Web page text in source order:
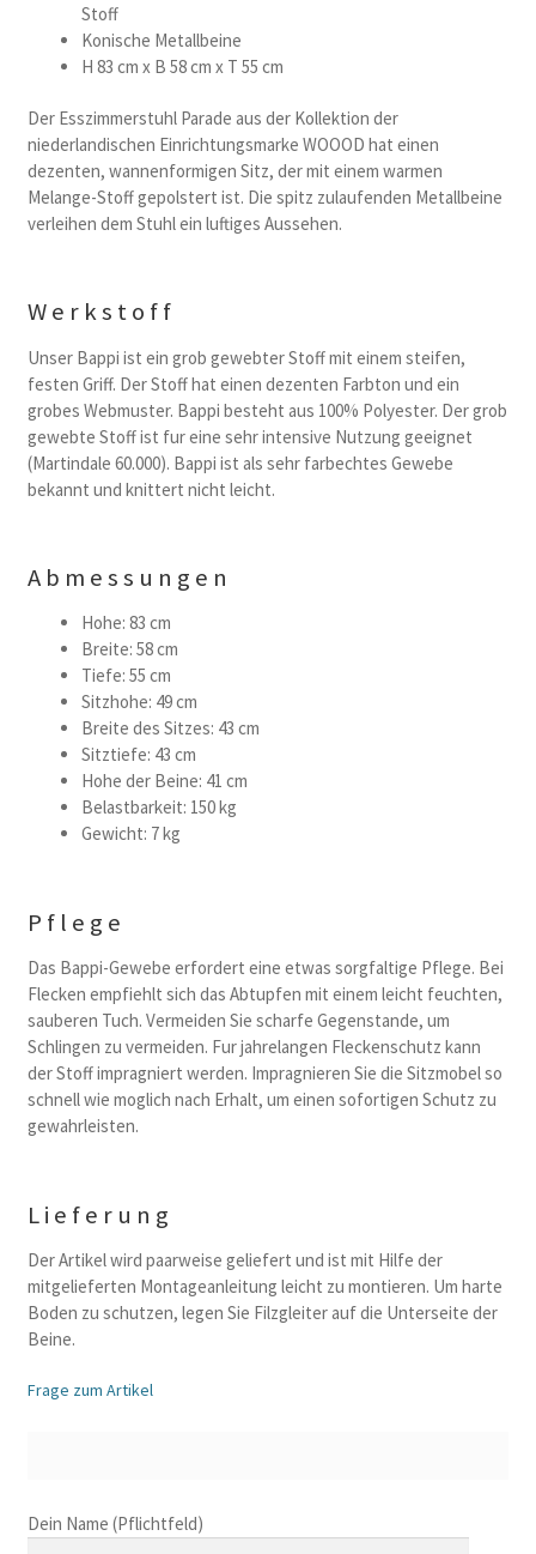
Stoff
Konische Metallbeine
H 83 cm x B 58 cm x T 55 cm
Der Esszimmerstuhl Parade aus der Kollektion der
niederlandischen Einrichtungsmarke WOOOD hat einen
dezenten, wannenformigen Sitz, der mit einem warmen
Melange-Stoff gepolstert ist. Die spitz zulaufenden Metallbeine
verleihen dem Stuhl ein luftiges Aussehen.
Werkstoff
Unser Bappi ist ein grob gewebter Stoff mit einem steifen,
festen Griff. Der Stoff hat einen dezenten Farbton und ein
grobes Webmuster. Bappi besteht aus 100% Polyester. Der grob
gewebte Stoff ist fur eine sehr intensive Nutzung geeignet
(Martindale 60.000). Bappi ist als sehr farbechtes Gewebe
bekannt und knittert nicht leicht.
Abmessungen
Hohe: 83 cm
Breite: 58 cm
Tiefe: 55 cm
Sitzhohe: 49 cm
Breite des Sitzes: 43 cm
Sitztiefe: 43 cm
Hohe der Beine: 41 cm
Belastbarkeit: 150 kg
Gewicht: 7 kg
Pflege
Das Bappi-Gewebe erfordert eine etwas sorgfaltige Pflege. Bei
Flecken empfiehlt sich das Abtupfen mit einem leicht feuchten,
sauberen Tuch. Vermeiden Sie scharfe Gegenstande, um
Schlingen zu vermeiden. Fur jahrelangen Fleckenschutz kann
der Stoff impragniert werden. Impragnieren Sie die Sitzmobel so
schnell wie moglich nach Erhalt, um einen sofortigen Schutz zu
gewahrleisten.
Lieferung
Der Artikel wird paarweise geliefert und ist mit Hilfe der
mitgelieferten Montageanleitung leicht zu montieren. Um harte
Boden zu schutzen, legen Sie Filzgleiter auf die Unterseite der
Beine.
Frage zum Artikel
B
Dein Name (Pflichtfeld)